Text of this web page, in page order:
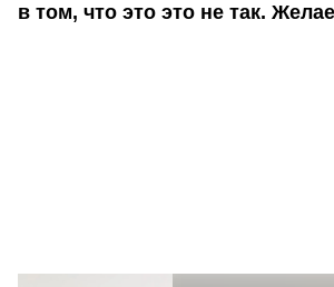
в том, что это это не так.